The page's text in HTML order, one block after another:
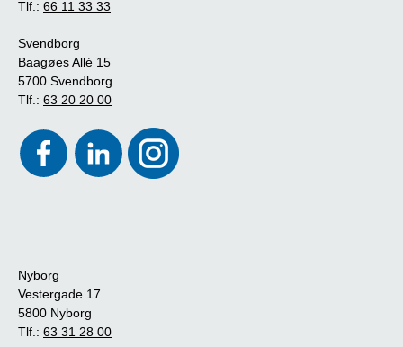
Tlf.: 66 11 33 33
Svendborg
Baagøes Allé 15
5700 Svendborg
Tlf.: 63 20 20 00
Nyborg
Vestergade 17
5800 Nyborg
Tlf.: 63 31 28 00